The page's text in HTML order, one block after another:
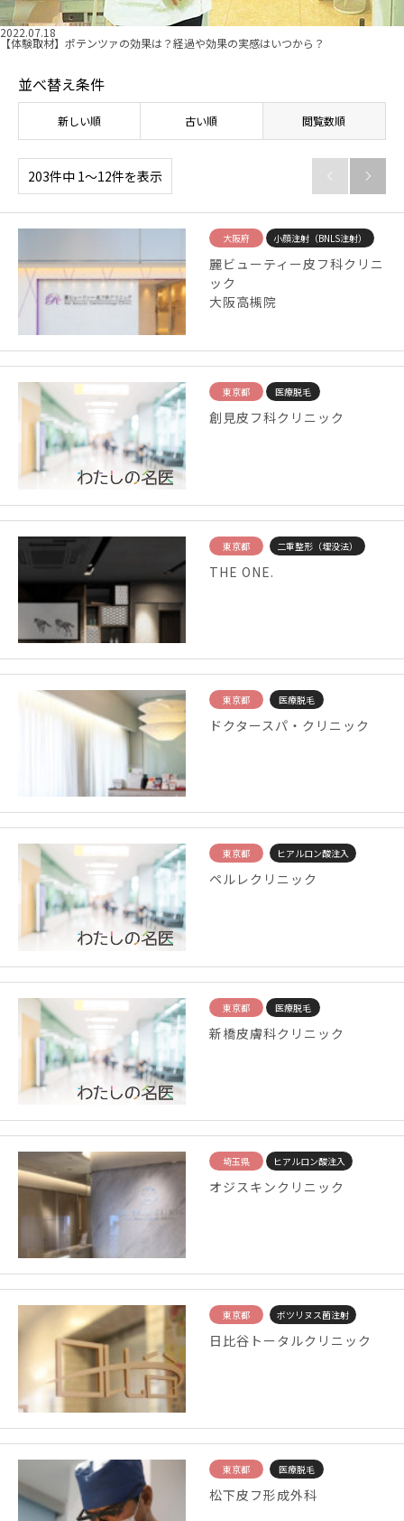
2022.07.18
【体験取材】ポテンツァの効果は？経過や効果の実感はいつから？
並べ替え条件
新しい順 古い順 閲覧数順
203件中 1〜12件を表示  
大阪府 小顔注射（BNLS注射）
麗ビューティー皮フ科クリニ
ック
大阪高槻院
東京都 医療脱毛
創見皮フ科クリニック
東京都 二重整形（埋没法）
THE ONE.
東京都 医療脱毛
ドクタースパ・クリニック
東京都 ヒアルロン酸注入
ペルレクリニック
東京都 医療脱毛
新橋皮膚科クリニック
埼玉県 ヒアルロン酸注入
オジスキンクリニック
東京都 ボツリヌス菌注射
日比谷トータルクリニック
東京都 医療脱毛
松下皮フ形成外科